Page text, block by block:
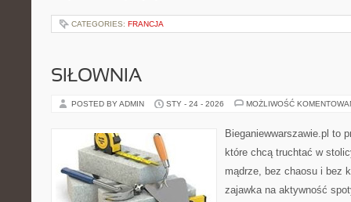
CATEGORIES: FRANCJA
SIŁOWNIA
POSTED BY ADMIN STY - 24 - 2026 MOŻLIWOŚĆ
Bieganiewwarszawie.pl to
które chcą truchtać w
mądrze, bez chaosu i bez
zajawka na aktywność